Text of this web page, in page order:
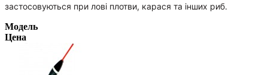
застосовуються при лові плотви, карася та інших риб.
Модель
Цена